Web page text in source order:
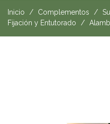
Inicio Complementos
Fijación y Entutorado